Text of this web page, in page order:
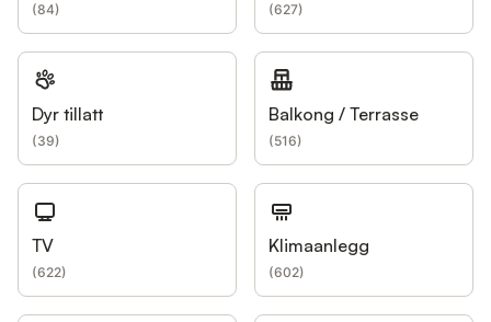
(84) (627)
Dyr tillatt
(39)
Balkong / Terrasse
(516)
TV
(622)
Klimaanlegg
(602)